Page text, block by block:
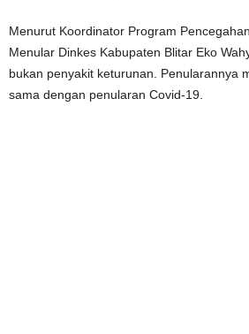
Menurut Koordinator Program
Menular Dinkes Kabupaten Blitar Eko
bukan penyakit keturunan. Penularannya
sama dengan penularan Covid-19.